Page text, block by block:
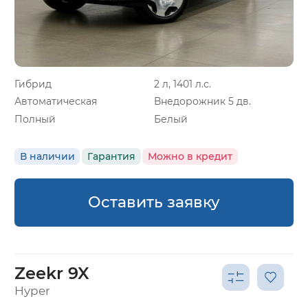
Гибрид
2 л, 1401 л.с.
Автоматическая
Внедорожник 5 дв.
Полный
Белый
В наличии Гарантия Можно в кредит
Оставить заявку
Zeekr 9X
Hyper